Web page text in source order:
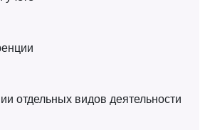
отдельных видов деятельности